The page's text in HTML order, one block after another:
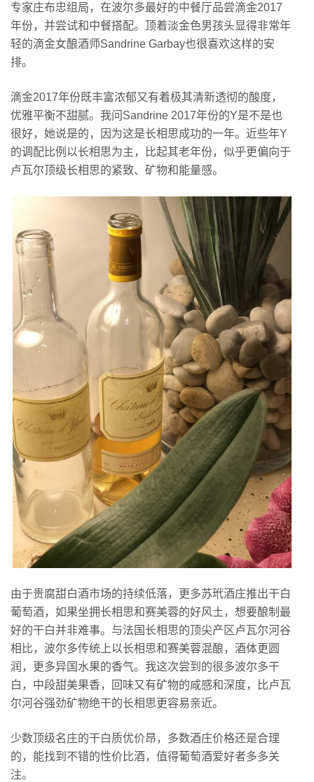
专家庄布忠组局，在波尔多最好的中餐厅品尝滴金2017
年份，并尝试和中餐搭配。顶着淡金色男孩头显得非常年
轻的滴金女酿酒师Sandrine Garbay也很喜欢这样的安
排。
滴金2017年份既丰富浓郁又有着极其清新透彻的酸度，
优雅平衡不甜腻。我问Sandrine 2017年份的Y是不是也
很好，她说是的，因为这是长相思成功的一年。近些年Y
的调配比例以长相思为主，比起其老年份，似乎更偏向于
卢瓦尔顶级长相思的紧致、矿物和能量感。
由于贵腐甜白酒市场的持续低落，更多苏玳酒庄推出干白
葡萄酒，如果坐拥长相思和赛美蓉的好风土，想要酿制最
好的干白并非难事。与法国长相思的顶尖产区卢瓦尔河谷
相比，波尔多传统上以长相思和赛美蓉混酿，酒体更圆
润，更多异国水果的香气。我这次尝到的很多波尔多干
白，中段甜美果香，回味又有矿物的咸感和深度，比卢瓦
尔河谷强劲矿物绝干的长相思更容易亲近。
少数顶级名庄的干白质优价昂，多数酒庄价格还是合理
的，能找到不错的性价比酒，值得葡萄酒爱好者多多关
注。